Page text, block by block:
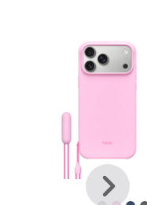
上
一
个
下
一
个